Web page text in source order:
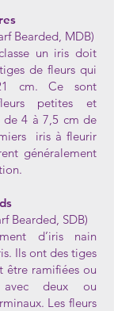
Bearded, MDB)
un iris doit
de fleurs qui
cm. Ce sont
petites et
de 4 à 7,5 cm de
iris à fleurir
généralement
Bearded, SDB)
d’iris nain
Ils ont des tiges
être ramifiées ou
avec deux ou
Les fleurs